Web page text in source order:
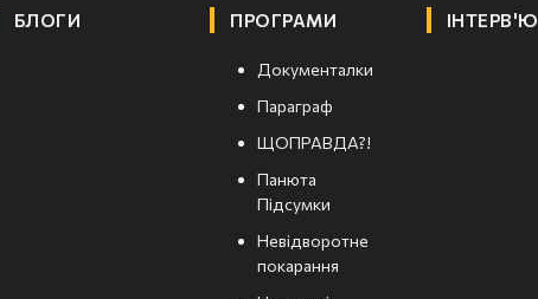
БЛОГИ ПРОГРАМИ
Документалки
Параграф
ЩОПРАВДА?!
Панюта
Підсумки
Невідворотне
покарання
ІНТЕРВ'Ю